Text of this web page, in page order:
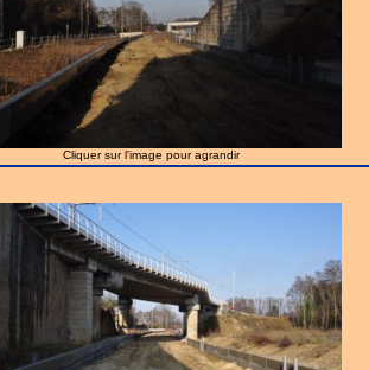
Cliquer sur l'image pour agrandir